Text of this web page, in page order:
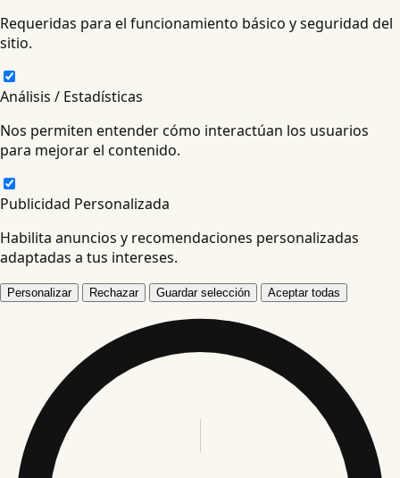
Requeridas para el funcionamiento básico y seguridad del
sitio.
Análisis / Estadísticas
Nos permiten entender cómo interactúan los usuarios
para mejorar el contenido.
Publicidad Personalizada
Habilita anuncios y recomendaciones personalizadas
adaptadas a tus intereses.
Personalizar Rechazar Guardar selección Aceptar todas